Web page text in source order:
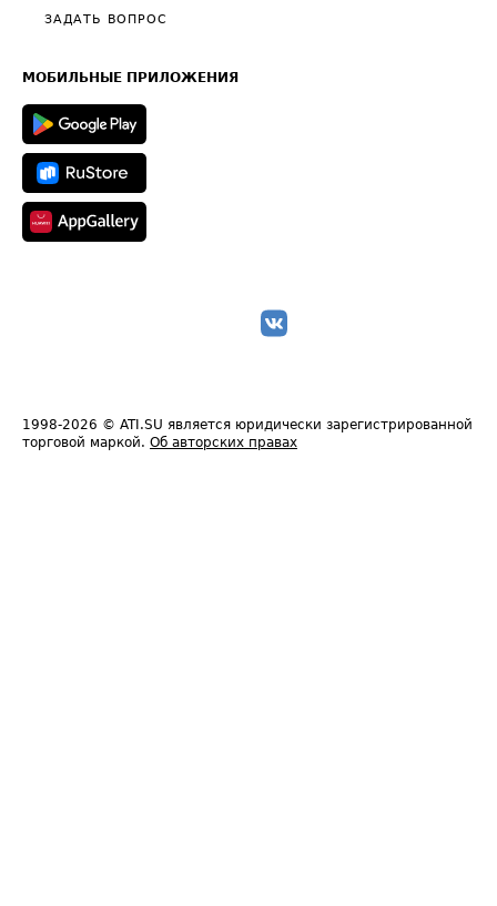
Общие положения
Полезное по перевозкам
Техническая информация
ЗАДАТЬ ВОПРОС
МОБИЛЬНЫЕ ПРИЛОЖЕНИЯ
1998-2026 © ATI.SU является юридически зарегистрированной
торговой маркой. Об авторских правах